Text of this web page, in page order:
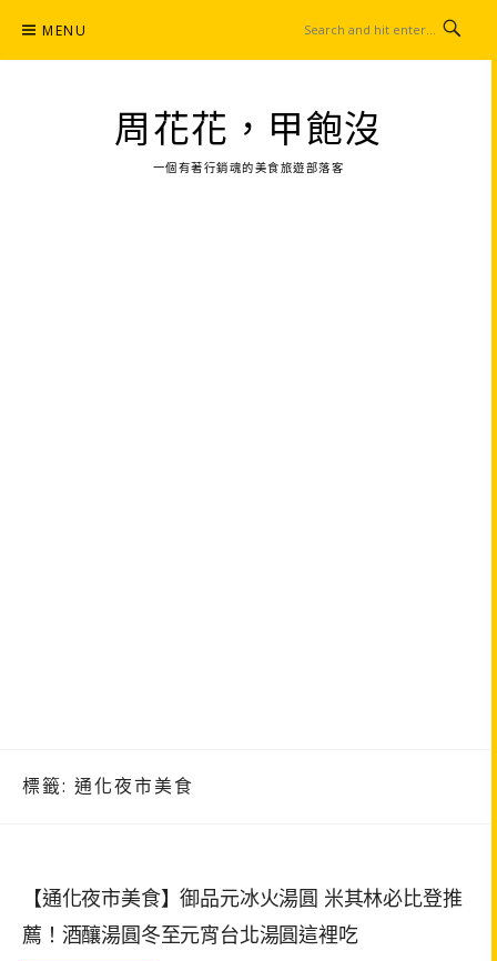
content
MENU
周花花，甲飽沒
一個有著行銷魂的美食旅遊部落客
標籤: 通化夜市美食
【通化夜市美食】御品元冰火湯圓 米其林必比登推
薦！酒釀湯圓冬至元宵台北湯圓這裡吃